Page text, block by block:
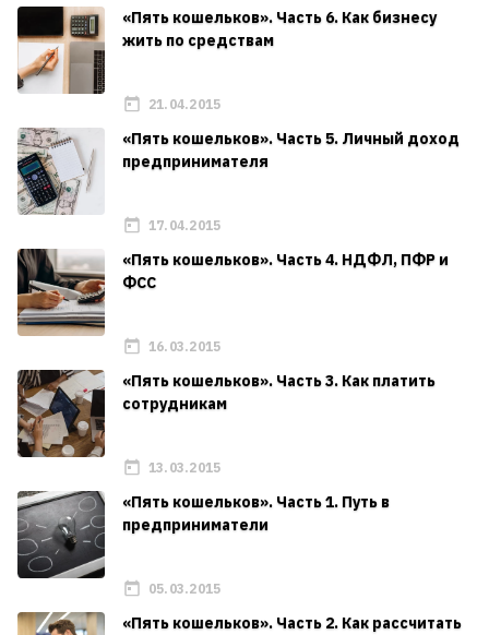
«Пять кошельков». Часть 6. Как бизнесу
жить по средствам
21.04.2015
«Пять кошельков». Часть 5. Личный доход
предпринимателя
17.04.2015
«Пять кошельков». Часть 4. НДФЛ, ПФР и
ФСС
16.03.2015
«Пять кошельков». Часть 3. Как платить
сотрудникам
13.03.2015
«Пять кошельков». Часть 1. Путь в
предприниматели
05.03.2015
«Пять кошельков». Часть 2. Как рассчитать